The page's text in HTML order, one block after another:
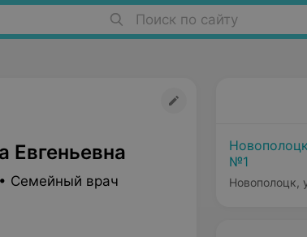
Поиск по сайту
Евгеньевна
Семейный врач
№1
Новополоцк,